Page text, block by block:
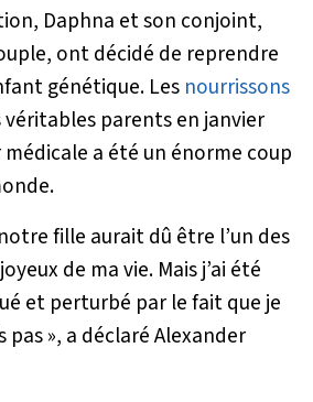
Daphna et son conjoint,
ont décidé de reprendre
génétique. Les nourrissons
parents en janvier
a été un énorme coup
fille aurait dû être l’un des
de ma vie. Mais j’ai été
et perturbé par le fait que je
pas », a déclaré Alexander